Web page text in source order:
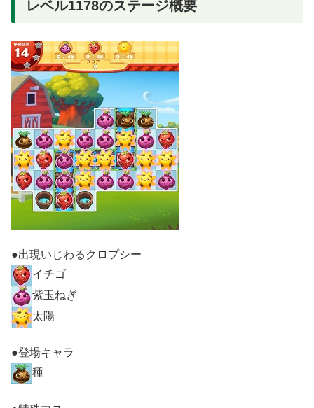
レベル1178のステージ概要
●出現いじわるクロプシー
イチゴ
紫玉ねぎ
太陽
●登場キャラ
種